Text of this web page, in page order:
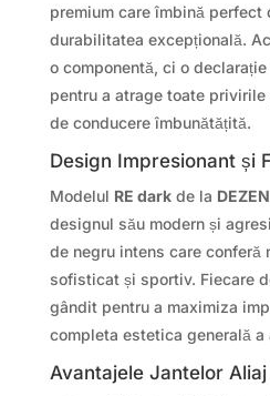
premium care îmbină
durabilitatea excepțională.
o componentă, ci o
pentru a atrage toate privirile
de conducere îmbunătățită.
Design Impresionant și
Modelul RE darkde la
designul său modern și
de negru intens care conferă
sofisticat și sportiv. Fiecare
gândit pentru a maximiza
completa estetica generală a
Avantajele Jantelor Aliaj